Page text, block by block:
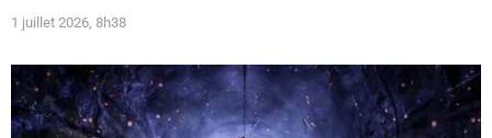
1 juillet 2026, 8h38